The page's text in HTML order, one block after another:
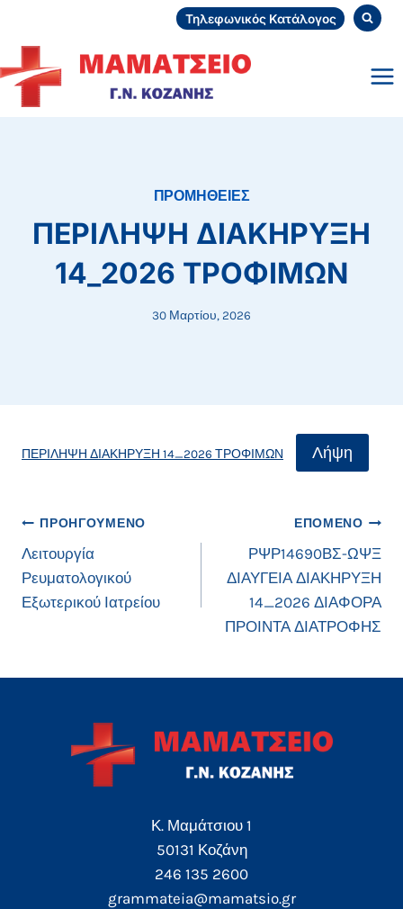
content
Τηλεφωνικός Κατάλογος
ΠΡΟΜΗΘΕΙΕΣ
ΠΕΡΙΛΗΨΗ ΔΙΑΚΗΡΥΞΗ
14_2026 ΤΡΟΦΙΜΩΝ
30 Μαρτίου, 2026
ΠΕΡΙΛΗΨΗ ΔΙΑΚΗΡΥΞΗ 14_2026 ΤΡΟΦΙΜΩΝ Λήψη
Πλοήγηση
άρθρων
ΠΡΟΗΓΟΎΜΕΝΟ
Λειτουργία
Ρευματολογικού
Εξωτερικού Ιατρείου
ΕΠΌΜΕΝΟ
ΡΨΡ14690ΒΣ-ΩΨΞ
ΔΙΑΥΓΕΙΑ ΔΙΑΚΗΡΥΞΗ
14_2026 ΔΙΑΦΟΡΑ
ΠΡΟΙΝΤΑ ΔΙΑΤΡΟΦΗΣ
Κ. Μαμάτσιου 1
50131 Κοζάνη
246 135 2600
grammateia@mamatsio.gr